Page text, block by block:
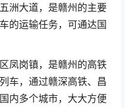
洲大道，是赣州的主要
的运输任务，可通达国
凤岗镇，是赣州的高铁
车，通过赣深高铁、昌
内多个城市，大大方便